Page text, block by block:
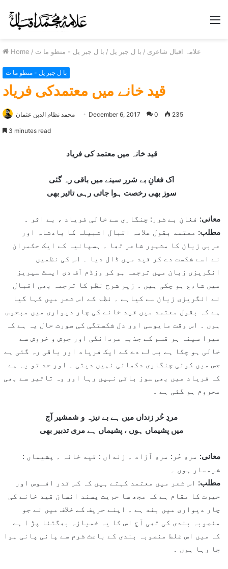
Home / علامہ اقبال شاعری / با ل جبر یل / با ل جبر یل - منظو ما ت
با ل جبر یل - منظو ما ت
قيد خانے ميں معتمدکی فرياد
محمد نظام الدین عثمان December 6, 2017 0 235
3 minutes read
قید خانہ میں معتمد کی فریاد
اک فغانِ بے شرر سینے میں باقی رہ گئی
سوز بھی رخصت ہوا جاتی رہی تاثیر بھی
معانی: فغانِ بے شرر: چنگاری سے خالی فریاد ، بے اثر ۔
مطلب: معتمد بقول علامہ اقبال اشبیلہ کا بادشاہ اور
عربی زبان کا مشہور شاعر تھا ۔ ہسپانیہ کے ایک حکمران
نے اسے شکست دے کر قید میں ڈال دیا ۔ اس کی نظمیں
انگریزی زبان میں ترجمہ ہو کر وزڈم آف دی ایسٹ سیریز
میں شاءع ہو چکی ہیں ۔ زیر شرح نظم کا ترجمہ بھی اقبال
نے انگریزی زبان سے کیاہے ۔ نظم کے اس شعر میں کہا گیا
ہے کہ بقول معتمد میں قید خانے کی چار دیواری میں مبحوس
ہوں ۔ اس وقت مایوسی اور دل شکستگی کی صورت حال یہ ہے کہ
میرا سینہ ہر قسم کے جذبہ مردانگی اور جوش و خروش سے
خالی ہو چکا ہے بس لے دے کے ایک فریاد اور باقی رہ گئی ہے
جس میں کوئی چنگاری دکھائی نہیں دیتی ۔ اور حد تو یہ ہے
کہ فریاد میں بھی سوز باقی نہیں رہا اور وہ تاثیر سے بھی
محروم ہو گئی ہے ۔
مردِ حُر زنداں میں ہے بے نیزہ و شمشیر آج
میں پشیماں ہوں ، پشیماں ہے مری تدبیر بھی
معانی: مردِ حُر: مردِ آزاد ۔ زنداں : قید خانہ ۔ پشیماں :
شرمسار ہوں ۔
مطلب: اس شعر میں معتمد کہتے ہیں کہ کس قدر افسوس اور
حیرت کا مقام ہے کہ مجھ سا حریت پسند انسان قید خانے کی
چار دیواری میں بند ہے ۔ اپنے حریف کے خلاف میں نے جو
منصوبہ بندی کی تھی آج اس کا یہ خمیازہ بھگتنا پڑ ا ہے
کہ میں اس غلط منصوبہ بندی کے باعث شرم سے پانی پانی ہوا
جا رہا ہوں ۔